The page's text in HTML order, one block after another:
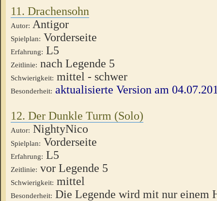
11. Drachensohn
Autor: Antigor
Spielplan: Vorderseite
Erfahrung: L5
Zeitlinie: nach Legende 5
Schwierigkeit: mittel - schwer
Besonderheit: aktualisierte Version am
12. Der Dunkle Turm (Solo)
Autor: NightyNico
Spielplan: Vorderseite
Erfahrung: L5
Zeitlinie: vor Legende 5
Schwierigkeit: mittel
Besonderheit: Die Legende wird mit nur einem